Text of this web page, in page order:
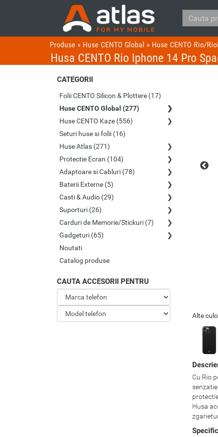
Produse » Huse CENTO Global » Huse CENTO Rio/
Husa CENTO Rio Iphone 14 Pro
CATEGORII
Folii CENTO Silicon & Plottere (17)
Huse CENTO Global (277)
Huse CENTO Kaze (556)
Seturi huse si folii (16)
Huse Atlas (271)
Protectie Ecran (104)
Adaptoare si Cabluri (78)
Baterii Externe (5)
Casti & Audio (29)
Suporturi (26)
Carduri de Memorie/Stickuri (7)
Gadgeturi (65)
Noutati
Catalog produse
CAUTA ACCESORII PENTRU
Alte
Cu Rio
Husa